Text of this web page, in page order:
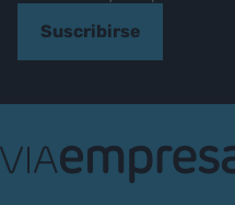
Suscribirse